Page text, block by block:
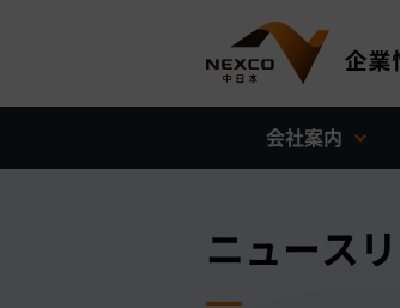
会社案内
ニュース